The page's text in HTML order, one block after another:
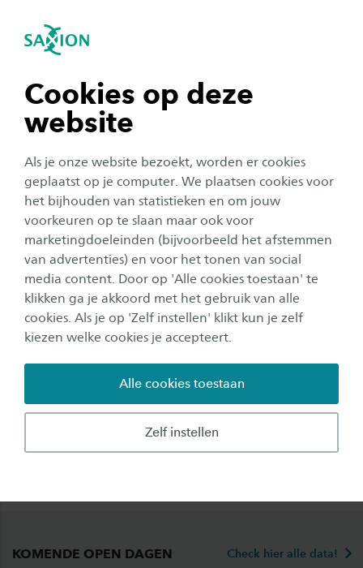
Cookies op deze
website
Als je onze website bezoekt, worden er cookies
geplaatst op je computer. We plaatsen cookies voor
het bijhouden van statistieken en om jouw
voorkeuren op te slaan maar ook voor
marketingdoeleinden (bijvoorbeeld het afstemmen
van advertenties) en voor het tonen van social
media content. Door op 'Alle cookies toestaan' te
klikken ga je akkoord met het gebruik van alle
cookies. Als je op 'Zelf instellen' klikt kun je zelf
kiezen welke cookies je accepteert.
Zelf instellen
Alle cookies toestaan
Navigatie openen
tonen
tonen
tonen
tonen
sluiten
Open dagen voltijd 2025-
2026
Hey studiekiezer 👋🏽 Wil jij je graag oriënteren
op een studie? Laat je gegevens achter en wij
geven je een seintje wanneer je je kunt
KOMENDE OPEN DAGEN Check hier alle data!